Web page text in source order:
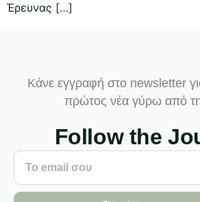
Έρευνας […]
Κάνε εγγραφή στο newsletter
πρώτος νέα γύρω από
Follow the